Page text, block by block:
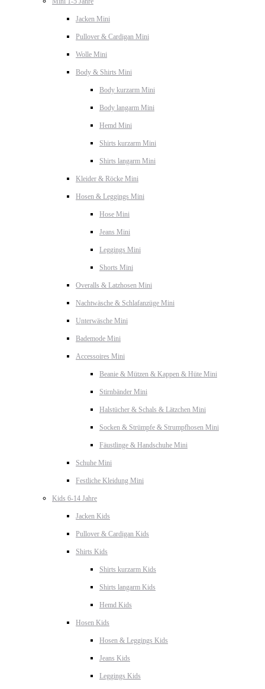
Jacken Mini
Pullover & Cardigan Mini
Wolle Mini
Body & Shirts Mini
Body kurzarm Mini
Body langarm Mini
Hemd Mini
Shirts kurzarm Mini
Shirts langarm Mini
Kleider & Röcke Mini
Hosen & Leggings Mini
Hose Mini
Jeans Mini
Leggings Mini
Shorts Mini
Overalls & Latzhosen Mini
Nachtwäsche & Schlafanzüge Mini
Unterwäsche Mini
Bademode Mini
Accessoires Mini
Beanie & Mützen & Kappen & Hüte Mini
Stirnbänder Mini
Halstücher & Schals & Lätzchen Mini
Socken & Strümpfe & Strumpfhosen Mini
Fäustlinge & Handschuhe Mini
Schuhe Mini
Festliche Kleidung Mini
Kids 6-14 Jahre
Jacken Kids
Pullover & Cardigan Kids
Shirts Kids
Shirts kurzarm Kids
Shirts langarm Kids
Hemd Kids
Hosen Kids
Hosen & Leggings Kids
Jeans Kids
Leggings Kids